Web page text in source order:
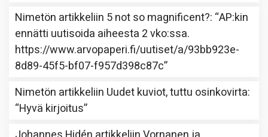
Nimetön artikkeliin 5 not so magnificent?: “AP:kin
ennätti uutisoida aiheesta 2 vko:ssa.
https://www.arvopaperi.fi/uutiset/a/93bb923e-
8d89-45f5-bf07-f957d398c87c”
Nimetön artikkeliin Uudet kuviot, tuttu osinkovirta:
“Hyvä kirjoitus”